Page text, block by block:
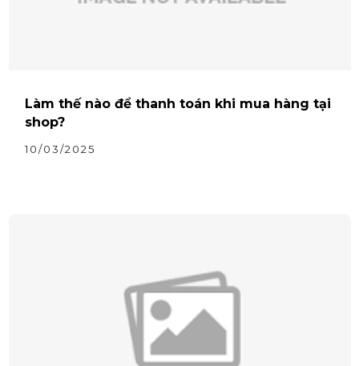
Làm thế nào để thanh toán khi mua hàng tại
shop?
10/03/2025